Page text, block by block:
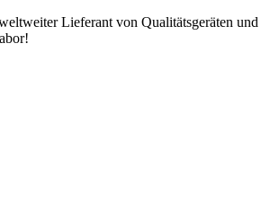
Lieferant von Qualitätsgeräten und